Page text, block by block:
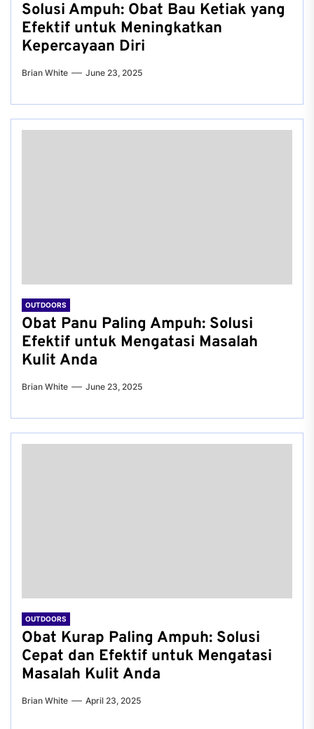
Solusi Ampuh: Obat Bau Ketiak yang
Efektif untuk Meningkatkan
Kepercayaan Diri
Brian White June 23, 2025
OUTDOORS
Obat Panu Paling Ampuh: Solusi
Efektif untuk Mengatasi Masalah
Kulit Anda
Brian White June 23, 2025
OUTDOORS
Obat Kurap Paling Ampuh: Solusi
Cepat dan Efektif untuk Mengatasi
Masalah Kulit Anda
Brian White April 23, 2025